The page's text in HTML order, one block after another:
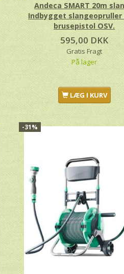
Andeca SMART 20m
Indbygget slangeopruller
brusepistol OSV.
595,00 DKK
Gratis Fragt
På lager
LÆG I KURV
-31%